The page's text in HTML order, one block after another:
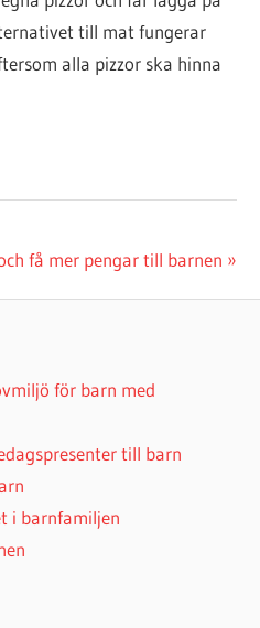
till mat fungerar
alla pizzor ska hinna
få mer pengar till barnen
för barn med
till barn
i barnfamiljen